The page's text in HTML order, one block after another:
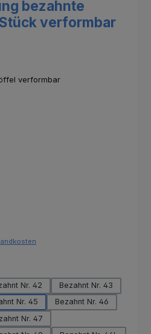
bezahnte
verformbar
Nr. 42
Bezahnt Nr. 43
Nr. 45
Bezahnt Nr. 46
Nr. 47